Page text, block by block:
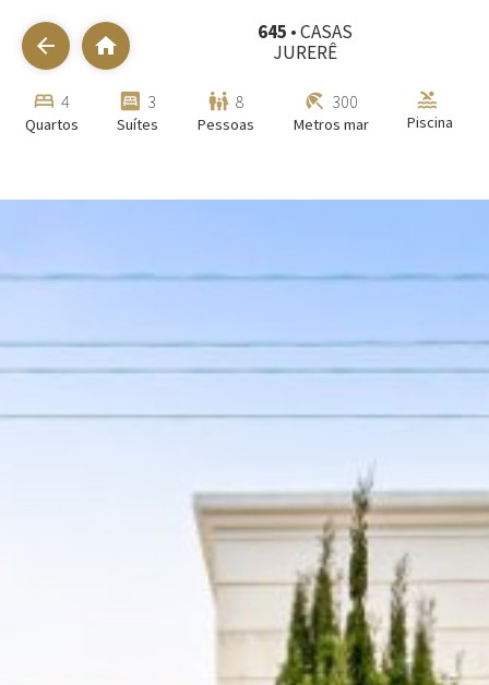
arrow_back home
645 • CASAS
JURERÊ
bed 4
Quartos
bedroom_parent 3
Suítes
family_restroom 8
Pessoas
beach_access 300
Metros mar
pool
Piscina